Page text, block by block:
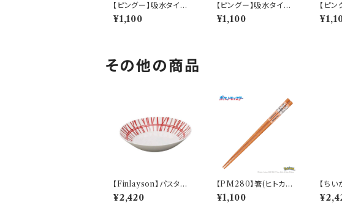
【ピングー】吸水タイル
コースター（ピンク）【P
G20】PG23-346
¥1,100
【ピングー】吸水タイル
コースター（ブルー）【P
G20】PG21-346
¥1,100
【ピ
コース
【
その他の商品
【Finlayson】パスタプ
レート（レッド）【コロナ】
¥2,420
【PM280】箸(ヒトカゲ)
【Daily Sketch】PM2
82-840
¥1,100
【ち
グラ
0】